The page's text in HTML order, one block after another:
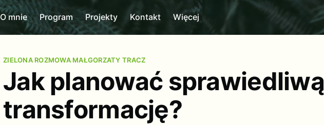
O mnie Program Projekty Kontakt Więcej
ZIELONA ROZMOWA MAŁGORZATY TRACZ
Jak planować sprawiedliwą
transformację?